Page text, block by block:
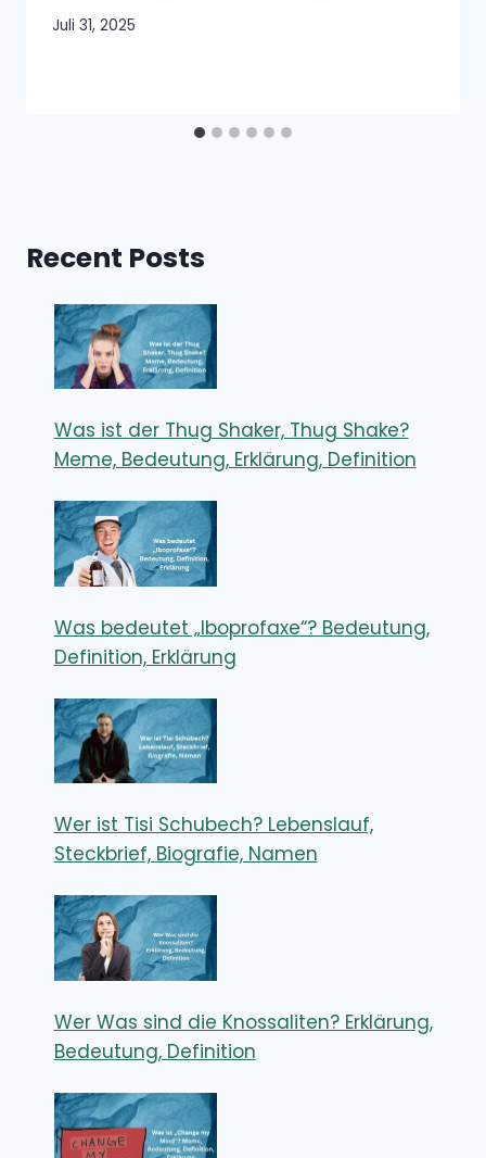
Juli 31, 2025
Recent Posts
Was ist der Thug Shaker, Thug Shake?
Meme, Bedeutung, Erklärung, Definition
Was bedeutet „Iboprofaxe“? Bedeutung,
Definition, Erklärung
Wer ist Tisi Schubech? Lebenslauf,
Steckbrief, Biografie, Namen
Wer Was sind die Knossaliten? Erklärung,
Bedeutung, Definition